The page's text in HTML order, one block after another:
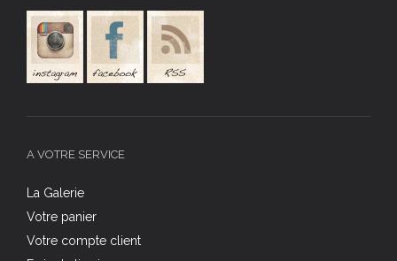
A VOTRE SERVICE
La Galerie
Votre panier
Votre compte client